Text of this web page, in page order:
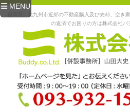
MENU
福岡県、北九州市近郊の不動産購入及び売却、空き
の返済でお困りの方は株式会社バ